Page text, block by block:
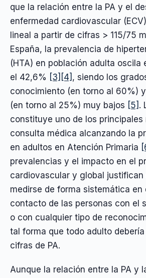
que la relación entre la PA y el
enfermedad cardiovascular
lineal a partir de cifras > 115/75
España, la prevalencia de
(HTA) en población adulta
el 42,6% [3] [4] , siendo los
conocimiento (en torno al 60%)
(en torno al 25%) muy bajos [5] .
constituye uno de los principales
consulta médica alcanzando la
en adultos en Atención Primaria
prevalencias y el impacto en el
cardiovascular y global justifican
medirse de forma sistemática en
contacto de las personas con el
o con cualquier tipo de
tal forma que todo adulto
cifras de PA.
Aunque la relación entre la PA y